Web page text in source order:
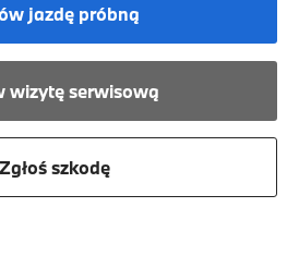
jazdę próbną
wizytę serwisową
Zgłoś szkodę